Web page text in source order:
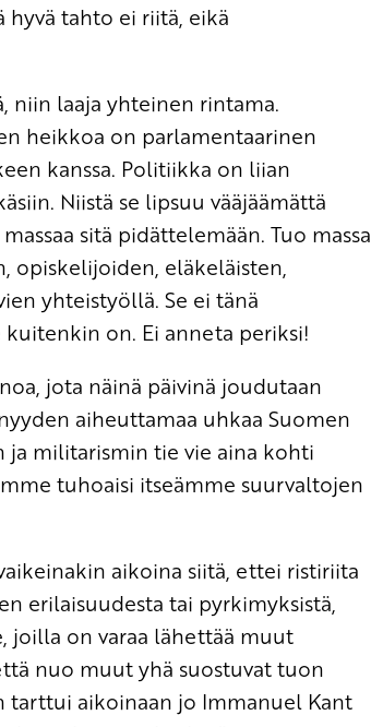
tahto ei riitä, eikä
niin laaja yhteinen rintama.
heikkoa on parlamentaarinen
kanssa. Politiikka on liian
Niistä se lipsuu vääjäämättä
sitä pidättelemään. Tuo massa
opiskelijoiden, eläkeläisten,
yhteistyöllä. Se ei tänä
on. Ei anneta periksi!
jota näinä päivinä joudutaan
aiheuttamaa uhkaa Suomen
ja militarismin tie vie aina kohti
tuhoaisi itseämme suurvaltojen
aikoina siitä, ettei ristiriita
erilaisuudesta tai pyrkimyksistä,
joilla on varaa lähettää muut
nuo muut yhä suostuvat tuon
tarttui aikoinaan jo Immanuel Kant